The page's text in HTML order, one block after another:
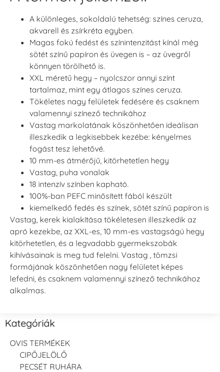
A különleges, sokoldalú tehetség: színes ceruza,
akvarell és zsírkréta egyben.
Magas fokú fedést és színintenzitást kínál még
sötét színű papíron és üvegen is – az üvegről
könnyen törölhető is.
XXL méretű hegy – nyolcszor annyi színt
tartalmaz, mint egy átlagos színes ceruza.
Tökéletes nagy felületek fedésére és csaknem
valamennyi színező technikához
Vastag markolatának köszönhetően ideálisan
illeszkedik a legkisebbek kezébe: kényelmes
fogást tesz lehetővé.
10 mm-es átmérőjű, kitörhetetlen hegy
Vastag, puha vonalak
18 intenzív színben kapható.
100%-ban PEFC minősített fából készült
kiemelkedő fedés és színek, sötét színű papíron is
Vastag, kerek kialakítása tökéletesen illeszkedik az
apró kezekbe, az XXL-es, 10 mm-es vastagságú hegy
kitörhetetlen, és a legvadabb gyermekszobák
kihívásainak is meg tud felelni. Vastag , tömzsi
formájának köszönhetően nagy felületet képes
lefedni, és csaknem valamennyi színező technikához
alkalmas.
Kategóriák
OVIS TERMÉKEK
CIPŐJELÖLŐ
PECSÉT RUHÁRA